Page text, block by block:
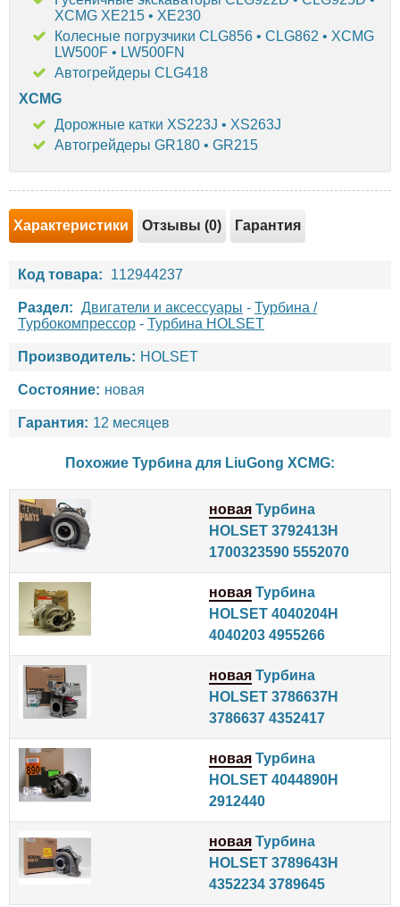
XCMG XE215 • XE230
Колесные погрузчики CLG856 • CLG862 • XCMG
LW500F • LW500FN
Автогрейдеры CLG418
XCMG
Дорожные катки XS223J • XS263J
Автогрейдеры GR180 • GR215
Характеристики Отзывы (0) Гарантия
Код товара: 112944237
Раздел: Двигатели и аксессуары - Турбина /
Турбокомпрессор - Турбина HOLSET
Производитель: HOLSET
Состояние: новая
Гарантия: 12 месяцев
Похожие Турбина для LiuGong XCMG:
новая Турбина
HOLSET 3792413H
1700323590 5552070
новая Турбина
HOLSET 4040204H
4040203 4955266
новая Турбина
HOLSET 3786637H
3786637 4352417
новая Турбина
HOLSET 4044890H
2912440
новая Турбина
HOLSET 3789643H
4352234 3789645